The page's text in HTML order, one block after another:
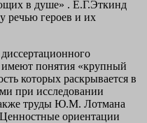
в душе» . Е.Г.Эткинд
речью героев и их
имеют понятия «крупный
которых раскрывается в
при исследовании
труды Ю.М. Лотмана
ориентации